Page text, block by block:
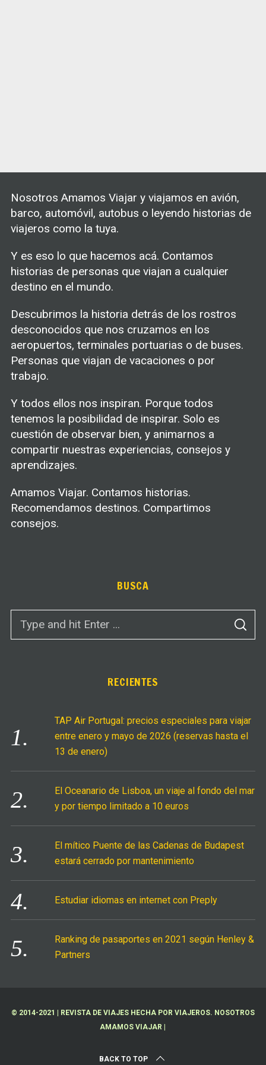
Nosotros Amamos Viajar y viajamos en avión,
barco, automóvil, autobus o leyendo historias de
viajeros como la tuya.
Y es eso lo que hacemos acá. Contamos
historias de personas que viajan a cualquier
destino en el mundo.
Descubrimos la historia detrás de los rostros
desconocidos que nos cruzamos en los
aeropuertos, terminales portuarias o de buses.
Personas que viajan de vacaciones o por
trabajo.
Y todos ellos nos inspiran. Porque todos
tenemos la posibilidad de inspirar. Solo es
cuestión de observar bien, y animarnos a
compartir nuestras experiencias, consejos y
aprendizajes.
Amamos Viajar. Contamos historias.
Recomendamos destinos. Compartimos
consejos.
BUSCA
S
A
RECIENTES
TAP Air Portugal: precios especiales para viajar
entre enero y mayo de 2026 (reservas hasta el
13 de enero)
El Oceanario de Lisboa, un viaje al fondo del mar
y por tiempo limitado a 10 euros
El mítico Puente de las Cadenas de Budapest
estará cerrado por mantenimiento
Estudiar idiomas en internet con Preply
Ranking de pasaportes en 2021 según Henley &
Partners
© 2014-2021 | REVISTA DE VIAJES HECHA POR VIAJEROS. NOSOTROS
AMAMOS VIAJAR |
BACK TO TOP